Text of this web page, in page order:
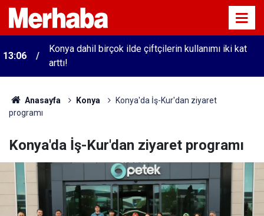
13:06
Konya dahil birçok ilde çiftçilerin kullanımı iki kat
arttı!
Anasayfa Konya
Konya'da İş-Kur'dan ziyaret
programı
Konya'da İş-Kur'dan ziyaret programı